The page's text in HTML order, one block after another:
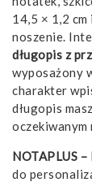
14,5 × 1,2
noszenie.
długopis z
wyposażony
charakter
długopis
oczekiwanym
NOTAPLUS
do